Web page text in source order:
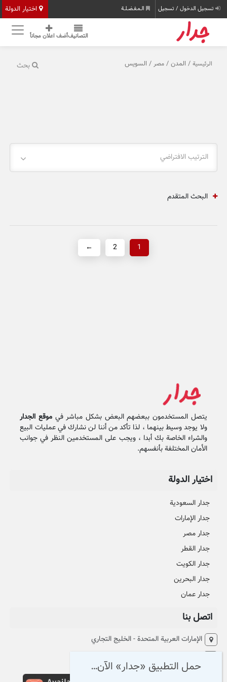
اختيار الدولة تسجيل الدخول / تسجيل الـمـفـضـلـة
التصانيفأضف اعلان مجاناً
بحث الرئيسية / المدن /مصر / السويس
الترتيب الافتراضي
البحث المتقدم
1
2
←
يتصل المستخدمون ببعضهم البعض بشكل مباشر في موقع الجدار
ولا يوجد وسيط بينهما ، لذا تأكد من أننا لن نشارك في عمليات البيع
والشراء الخاصة بك أبدا ، ويجب على المستخدمين النظر في جوانب
الأمان المختلفة بأنفسهم.
اختيار الدولة
جدار السعودية
جدار الإمارات
جدار مصر
جدار القطر
جدار الكويت
جدار البحرين
جدار عمان
اتصل بنا
الإمارات العربية المتحدة - الخليج التجاري
حمل التطبيق «جدار» الآن…